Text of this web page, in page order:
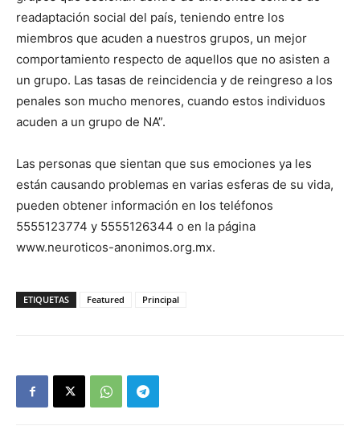
readaptación social del país, teniendo entre los
miembros que acuden a nuestros grupos, un mejor
comportamiento respecto de aquellos que no asisten a
un grupo. Las tasas de reincidencia y de reingreso a los
penales son mucho menores, cuando estos individuos
acuden a un grupo de NA”.
Las personas que sientan que sus emociones ya les
están causando problemas en varias esferas de su vida,
pueden obtener información en los teléfonos
5555123774 y 5555126344 o en la página
www.neuroticos-anonimos.org.mx.
ETIQUETAS Featured Principal